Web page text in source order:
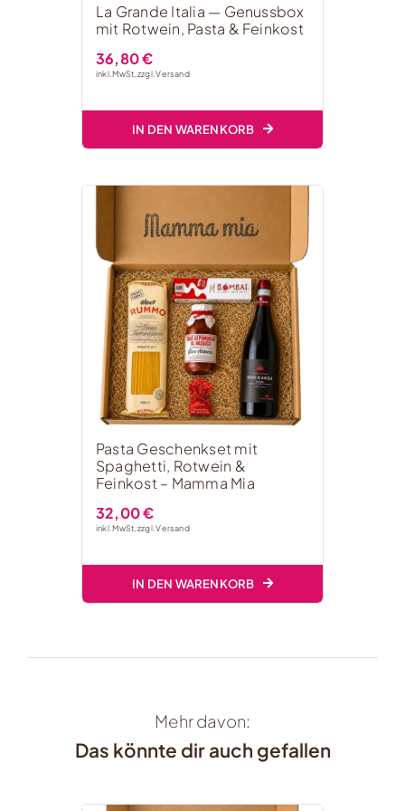
La Grande Italia — Genussbox
mit Rotwein, Pasta & Feinkost
36,80€
inkl. MwSt, zzgl.Versand
IN DEN WARENKORB
Pasta Geschenkset mit
Spaghetti, Rotwein &
Feinkost – Mamma Mia
32,00€
inkl. MwSt, zzgl.Versand
IN DEN WARENKORB
Mehr davon:
Das könnte dir auch gefallen